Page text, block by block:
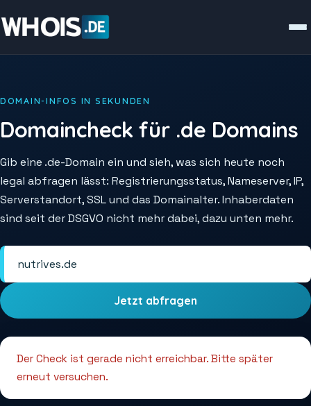
DOMAIN-INFOS IN SEKUNDEN
Domaincheck für .de Domains
Gib eine .de-Domain ein und sieh, was sich heute noch
legal abfragen lässt: Registrierungsstatus, Nameserver, IP,
Serverstandort, SSL und das Domainalter. Inhaberdaten
sind seit der DSGVO nicht mehr dabei, dazu unten mehr.
Jetzt abfragen
Der Check ist gerade nicht erreichbar. Bitte später
erneut versuchen.